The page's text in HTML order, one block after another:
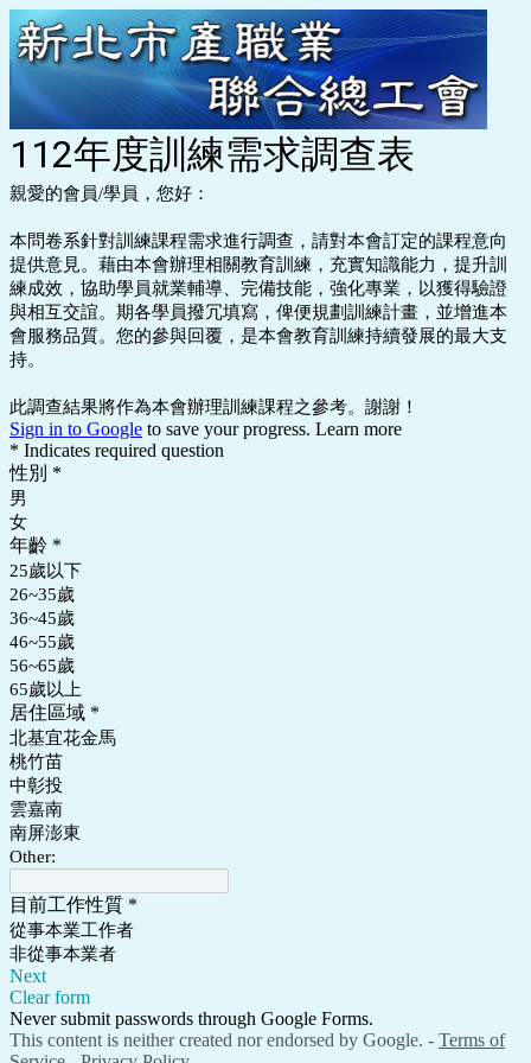
112年度訓練需求調查表
親愛的會員/學員，您好：
本問卷系針對訓練課程需求進行調查，請對本會訂定的課程意向
提供意見。藉由本會辦理相關教育訓練，充實知識能力，提升訓
練成效，協助學員就業輔導、完備技能，強化專業，以獲得驗證
與相互交誼。期各學員撥冗填寫，俾便規劃訓練計畫，並增進本
會服務品質。您的參與回覆，是本會教育訓練持續發展的最大支
持。
此調查結果將作為本會辦理訓練課程之參考。謝謝！
Sign in to Google to save your progress. Learn more
* Indicates required question
性別 *
男
女
年齡 *
25歲以下
26~35歲
36~45歲
46~55歲
56~65歲
65歲以上
居住區域 *
北基宜花金馬
桃竹苗
中彰投
雲嘉南
南屏澎東
Other:
目前工作性質 *
從事本業工作者
非從事本業者
Next
Clear form
Never submit passwords through Google Forms.
This content is neither created nor endorsed by Google. - Terms of